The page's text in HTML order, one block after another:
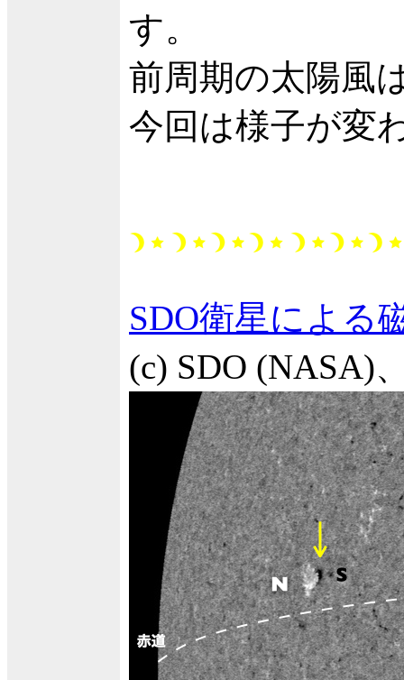
す。
前周期の太陽風
今回は様子が変
SDO衛星による
(c) SDO (NASA)